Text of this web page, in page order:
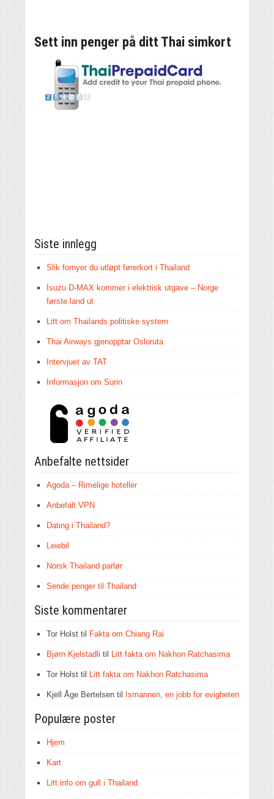
Sett inn penger på ditt Thai simkort
Siste innlegg
Slik fornyer du utløpt førerkort i Thailand
Isuzu D-MAX kommer i elektrisk utgave – Norge
første land ut
Litt om Thailands politiske system
Thai Airways gjenopptar Osloruta
Intervjuet av TAT
Informasjon om Surin
Anbefalte nettsider
Agoda – Rimelige hoteller
Anbefalt VPN
Dating i Thailand?
Leiebil
Norsk Thailand parlør
Sende penger til Thailand
Siste kommentarer
Tor Holst til Fakta om Chiang Rai
Bjørn Kjelstadli til Litt fakta om Nakhon Ratchasima
Tor Holst til Litt fakta om Nakhon Ratchasima
Kjell Åge Bertelsen til Ismannen, en jobb for evigheten
Populære poster
Hjem
Kart
Litt info om gull i Thailand